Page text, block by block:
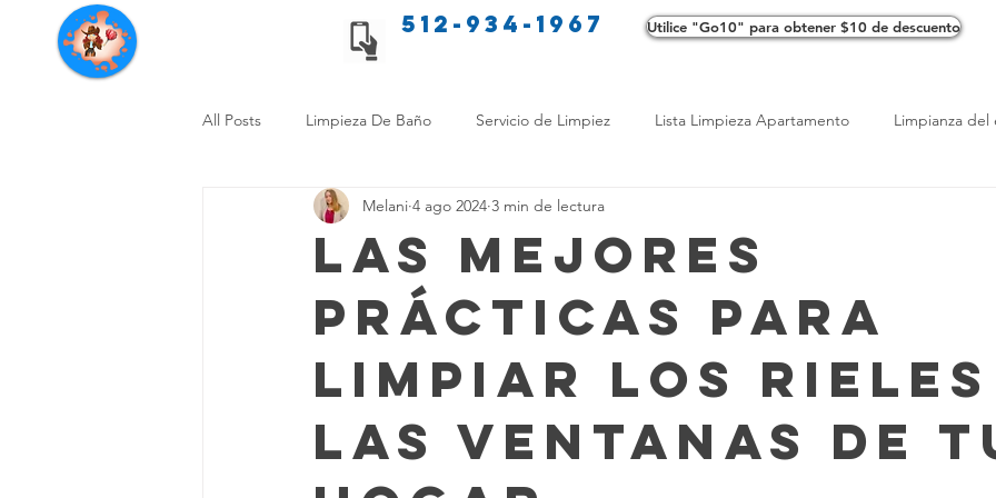
Servicios de limpieza de Texas 512-934-1967 Utilice "Go10" para obtener $10 de descuento
All Posts Limpieza De Baño Servicio de Limpiez Lista Limpieza Apartamento Limpianza
Consejos de limpieza para mascotas Consejos de limpieza ecológica
Limpieza Sin Alergias Beneficios de Profesionales LimpiezaTransformadora
Comparación Limpieza Hogar Opciones de limpieza Diferencias en Limpieza Truco de
Las Mejores
Prácticas Para
Limpiar Los Rieles
las Ventanas de
Melani 4 ago 2024 3 min de lectura